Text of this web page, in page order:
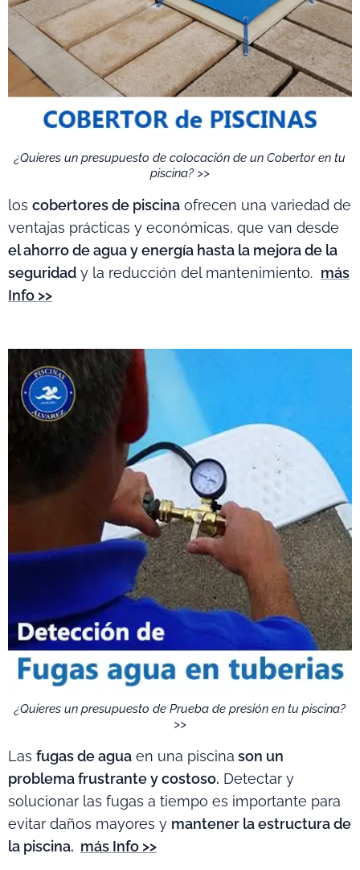
¿Quieres un presupuesto de colocación de un Cobertor en tu
piscina? >>
los cobertores de piscina ofrecen una variedad de
ventajas prácticas y económicas, que van desde
el ahorro de agua y energía hasta la mejora de la
seguridad y la reducción del mantenimiento. más
Info >>
¿Quieres un presupuesto de Prueba de presión en tu piscina?
>>
Las fugas de agua en una piscina son un
problema frustrante y costoso. Detectar y
solucionar las fugas a tiempo es importante para
evitar daños mayores y mantener la estructura de
la piscina. más Info >>